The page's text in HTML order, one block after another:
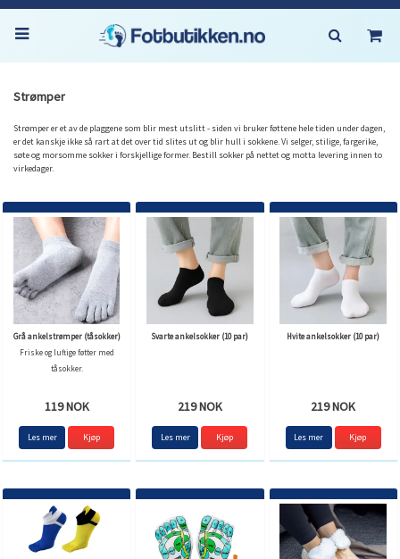
Strømper
Strømper er et av de plaggene som blir mest utslitt - siden vi bruker føttene hele tiden under dagen,
er det kanskje ikke så rart at det over tid slites ut og blir hull i sokkene. Vi selger, stilige, fargerike,
søte og morsomme sokker i forskjellige former. Bestill sokker på nettet og motta levering innen to
virkedager.
Grå ankelstrømper (tåsokker)
Friske og luftige føtter med
tåsokker.
119 NOK
Les mer Kjøp
Svarte ankelsokker (10 par)
219 NOK
Les mer
Hvite ankelsokker (10 par)
219 NOK
Les mer